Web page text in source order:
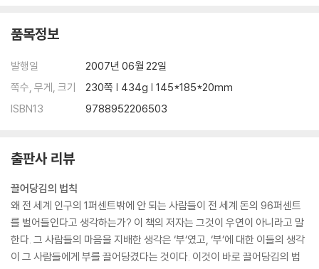
품목정보
발행일
2007년 06월 22일
쪽수, 무게, 크기
230쪽 | 434g | 145*185*20mm
ISBN13
9788952206503
출판사 리뷰
끌어당김의 법칙
왜 전 세계 인구의 1퍼센트밖에 안 되는 사람들이 전 세계 돈의 96퍼센트
를 벌어들인다고 생각하는가? 이 책의 저자는 그것이 우연이 아니라고 말
한다. 그 사람들의 마음을 지배한 생각은 ‘부’였고, ‘부’에 대한 이들의 생각
이 그 사람들에게 부를 끌어당겼다는 것이다. 이것이 바로 끌어당김의 법